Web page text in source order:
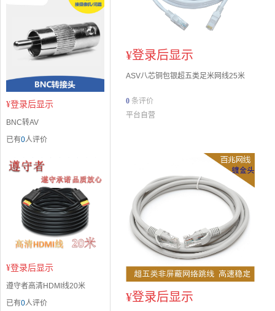
¥登录后显示
BNC转AV
已有0人评价
¥登录后显示
遵守者高清HDMI线20米
已有0人评价
¥登录后显示
ASV八芯铜包银超五类足米网线25米
0 条评价
平台自营
¥登录后显示